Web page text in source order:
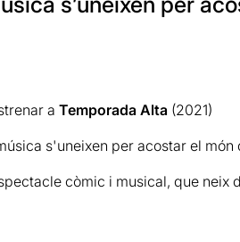
excepcionals, amb més
que fan vibrar cada nota i
com la versió que va donar
de l'Oceà
Ellington part musical és
del primer minut. Quan la
—especialment amb l’ús de
a Temporada Alta (2021)
s'uneixen per acostar el
còmic i musical, que neix